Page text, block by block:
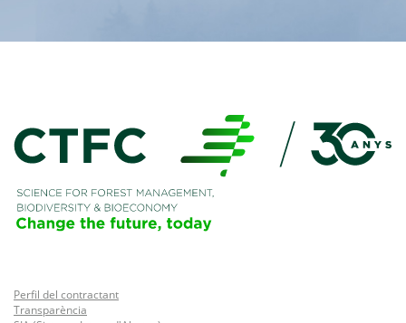
Perfil del contractant
Transparència